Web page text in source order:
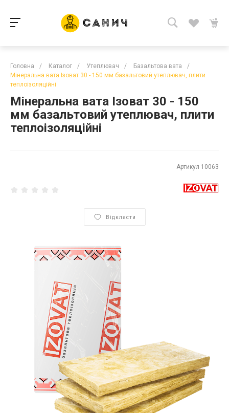
Головна / Каталог / Утеплювач / Базальтова вата
/
Мінеральна вата Ізоват 30 - 150 мм базальтовий утеплювач, плити
теплоізоляційні
Мінеральна вата Ізоват 30 - 150
мм базальтовий утеплювач, плити
теплоізоляційні
Артикул 10063
Відкласти